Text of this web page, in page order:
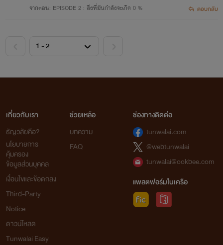
จากตอน: EPISODE 2 : สิ่งที่มันกำลังจะเกิด 0 % ตอบกลับ
เกี่ยวกับเรา
ธัญวลัยคือ?
นโยบายการ
คุ้มครอง
ข้อมูลส่วนบุคคล
เงื่อนไขและข้อตกลง
Third-Party
Notice
ดาวน์โหลด
Tunwalai Easy
ช่วยเหลือ
บทความ
FAQ
ช่องทางติดต่อ
tunwalai.com
@webtunwalai
tunwalai@ookbee.com
แพลตฟอร์มในเครือ